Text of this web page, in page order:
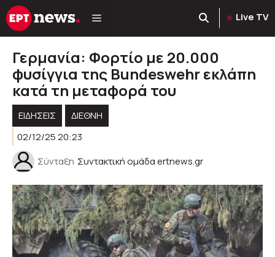
Μετάβαση
σε
Live TV
Γερμανία: Φορτίο με 20.000
φυσίγγια της Bundeswehr εκλάπη
κατά τη μεταφορά του
ΕΙΔΗΣΕΙΣ
ΔΙΕΘΝΗ
02/12/25 20:23
Σύνταξη Συντακτική ομάδα ertnews.gr